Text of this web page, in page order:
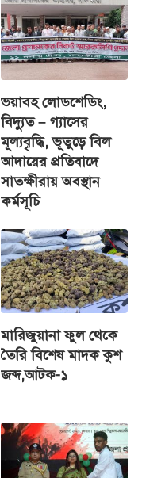
ভয়াবহ লোডশেডিং,
বিদ্যুত – গ্যাসের
মূল্যবৃদ্ধি, ভূতুড়ে বিল
আদায়ের প্রতিবাদে
সাতক্ষীরায় অবস্থান
কর্মসূচি
মারিজুয়ানা ফুল থেকে
তৈরি বিশেষ মাদক কুশ
জব্দ,আটক-১